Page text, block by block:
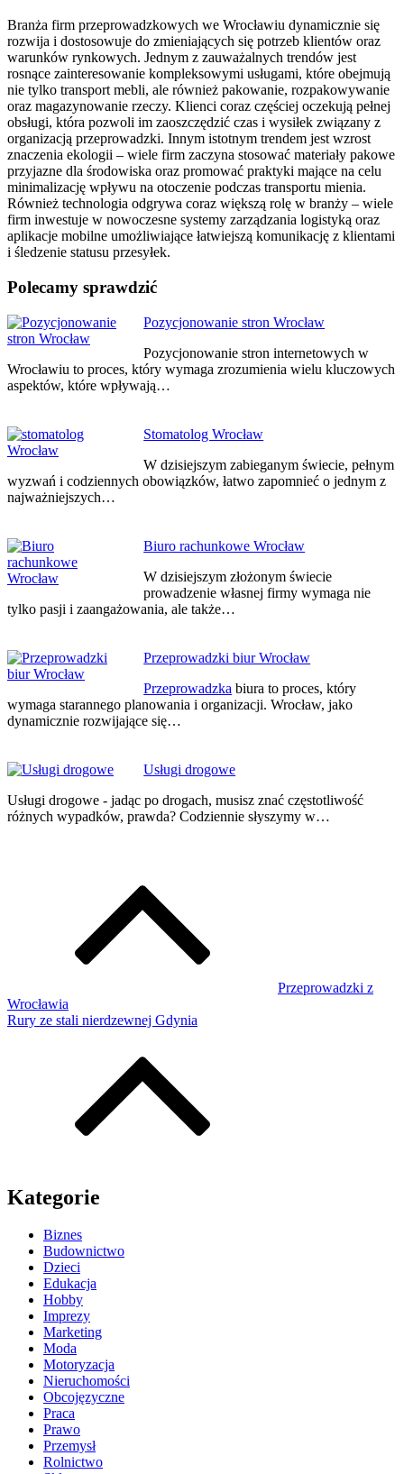
Branża firm przeprowadzkowych we Wrocławiu dynamicznie się
rozwija i dostosowuje do zmieniających się potrzeb klientów oraz
warunków rynkowych. Jednym z zauważalnych trendów jest
rosnące zainteresowanie kompleksowymi usługami, które obejmują
nie tylko transport mebli, ale również pakowanie, rozpakowywanie
oraz magazynowanie rzeczy. Klienci coraz częściej oczekują pełnej
obsługi, która pozwoli im zaoszczędzić czas i wysiłek związany z
organizacją przeprowadzki. Innym istotnym trendem jest wzrost
znaczenia ekologii – wiele firm zaczyna stosować materiały pakowe
przyjazne dla środowiska oraz promować praktyki mające na celu
minimalizację wpływu na otoczenie podczas transportu mienia.
Również technologia odgrywa coraz większą rolę w branży – wiele
firm inwestuje w nowoczesne systemy zarządzania logistyką oraz
aplikacje mobilne umożliwiające łatwiejszą komunikację z klientami
i śledzenie statusu przesyłek.
Polecamy sprawdzić
Pozycjonowanie stron Wrocław
Pozycjonowanie stron internetowych w
Wrocławiu to proces, który wymaga zrozumienia wielu kluczowych
aspektów, które wpływają…
Stomatolog Wrocław
W dzisiejszym zabieganym świecie, pełnym
wyzwań i codziennych obowiązków, łatwo zapomnieć o jednym z
najważniejszych…
Biuro rachunkowe Wrocław
W dzisiejszym złożonym świecie
prowadzenie własnej firmy wymaga nie
tylko pasji i zaangażowania, ale także…
Przeprowadzki biur Wrocław
Przeprowadzka biura to proces, który
wymaga starannego planowania i organizacji. Wrocław, jako
dynamicznie rozwijające się…
Usługi drogowe
Usługi drogowe - jadąc po drogach, musisz znać częstotliwość
różnych wypadków, prawda? Codziennie słyszymy w…
Nawigacja
wpisu
Przeprowadzki z
Wrocławia
Rury ze stali nierdzewnej Gdynia
Kategorie
Biznes
Budownictwo
Dzieci
Edukacja
Hobby
Imprezy
Marketing
Moda
Motoryzacja
Nieruchomości
Obcojęzyczne
Praca
Prawo
Przemysł
Rolnictwo